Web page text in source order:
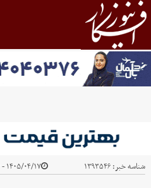
شناسه خبر:۱۳۹۳۵۴۶ ۱۴۰۵/۰۴/۱۷ - ۱۰:۵۶